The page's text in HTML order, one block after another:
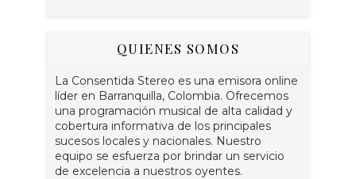
QUIENES SOMOS
La Consentida Stereo es una emisora online
líder en Barranquilla, Colombia. Ofrecemos
una programación musical de alta calidad y
cobertura informativa de los principales
sucesos locales y nacionales. Nuestro
equipo se esfuerza por brindar un servicio
de excelencia a nuestros oyentes.